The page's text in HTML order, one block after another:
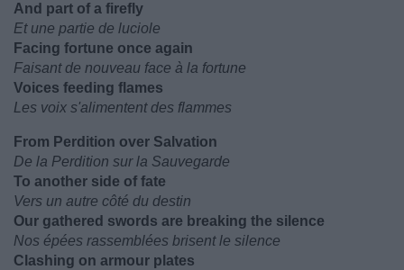
And part of a firefly
Et une partie de luciole
Facing fortune once again
Faisant de nouveau face à la fortune
Voices feeding flames
Les voix s'alimentent des flammes
From Perdition over Salvation
De la Perdition sur la Sauvegarde
To another side of fate
Vers un autre côté du destin
Our gathered swords are breaking the silence
Nos épées rassemblées brisent le silence
Clashing on armour plates